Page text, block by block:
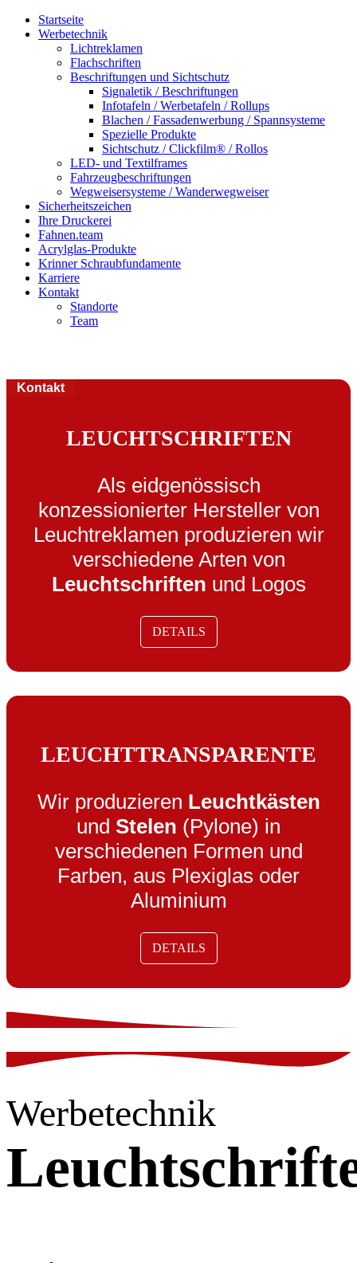
Startseite
Werbetechnik
Lichtreklamen
Flachschriften
Beschriftungen und Sichtschutz
Signaletik / Beschriftungen
Infotafeln / Werbetafeln / Rollups
Blachen / Fassadenwerbung / Spannsysteme
Spezielle Produkte
Sichtschutz / Clickfilm® / Rollos
LED- und Textilframes
Fahrzeugbeschriftungen
Wegweisersysteme / Wanderwegweiser
Sicherheitszeichen
Ihre Druckerei
Fahnen.team
Acrylglas-Produkte
Krinner Schraubfundamente
Karriere
Kontakt
Standorte
Team
Kontakt
LEUCHTSCHRIFTEN
Als eidgenössisch
konzessionierter Hersteller von
Leuchtreklamen produzieren wir
verschiedene Arten von
Leuchtschriften und Logos
DETAILS
LEUCHTTRANSPARENTE
Wir produzieren Leuchtkästen
und Stelen (Pylone) in
verschiedenen Formen und
Farben, aus Plexiglas oder
Aluminium
DETAILS
Werbetechnik